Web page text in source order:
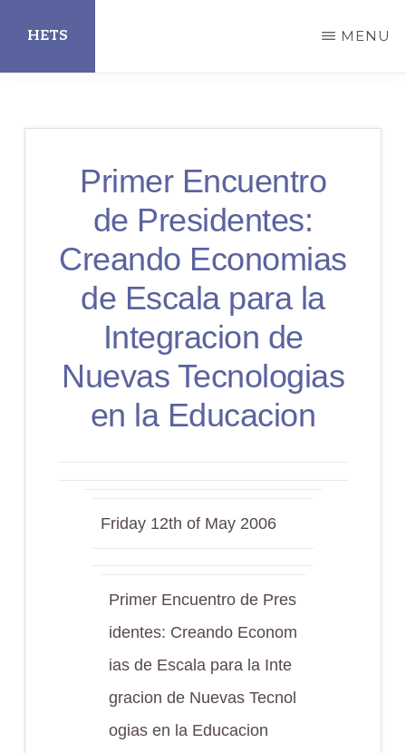
main
HETS MENU
Primer Encuentro
de Presidentes:
Creando Economias
de Escala para la
Integracion de
Nuevas Tecnologias
en la Educacion
Friday 12th of May 2006
Primer Encuentro de Pres
identes: Creando Econom
ias de Escala para la Inte
gracion de Nuevas Tecnol
ogias en la Educacion